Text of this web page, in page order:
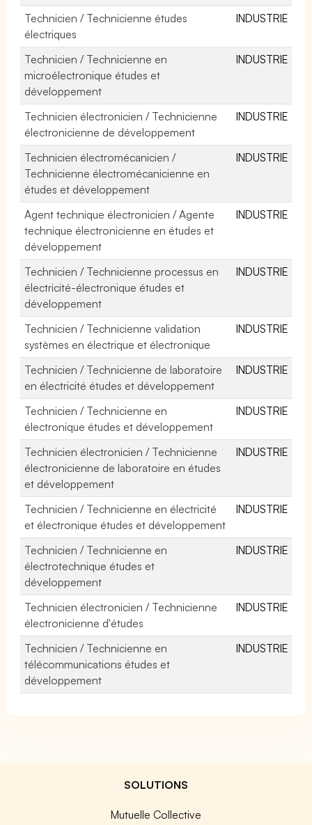
Technicien / Technicienne études
électriques
INDUSTRIE
Technicien / Technicienne en
microélectronique études et
développement
INDUSTRIE
Technicien électronicien / Technicienne
électronicienne de développement
INDUSTRIE
Technicien électromécanicien /
Technicienne électromécanicienne en
études et développement
INDUSTRIE
Agent technique électronicien / Agente
technique électronicienne en études et
développement
INDUSTRIE
Technicien / Technicienne processus en
électricité-électronique études et
développement
INDUSTRIE
Technicien / Technicienne validation
systèmes en électrique et électronique
INDUSTRIE
Technicien / Technicienne de laboratoire
en électricité études et développement
INDUSTRIE
Technicien / Technicienne en
électronique études et développement
INDUSTRIE
Technicien électronicien / Technicienne
électronicienne de laboratoire en études
et développement
INDUSTRIE
Technicien / Technicienne en électricité
et électronique études et développement
INDUSTRIE
Technicien / Technicienne en
électrotechnique études et
développement
INDUSTRIE
Technicien électronicien / Technicienne
électronicienne d'études
INDUSTRIE
Technicien / Technicienne en
télécommunications études et
développement
INDUSTRIE
SOLUTIONS
Mutuelle Collective